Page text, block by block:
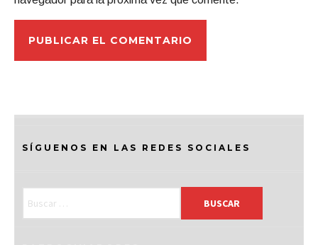
SÍGUENOS EN LAS REDES SOCIALES